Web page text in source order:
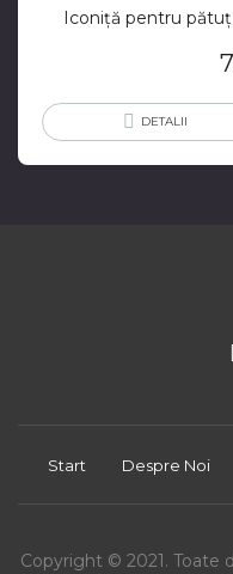
Iconiță pentru
DETALII
Start Despre Noi
Copyright © 2021. Toate